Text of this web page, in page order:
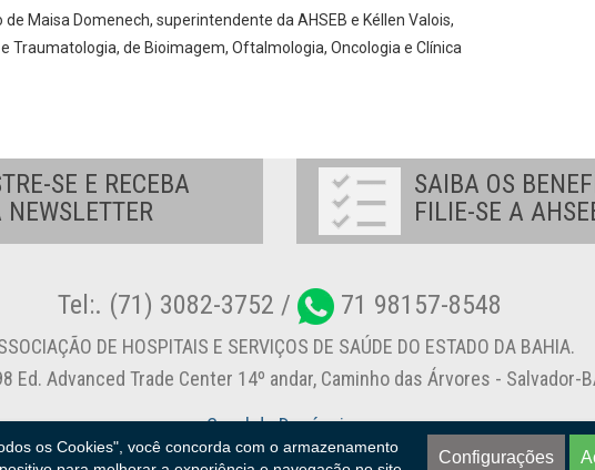
Maisa Domenech, superintendente da AHSEB e Kéllen Valois,
Traumatologia, de Bioimagem, Oftalmologia, Oncologia e Clínica
os Cookies", você concorda com o armazenamento
Configurações
SE E RECEBA
NEWSLETTER
SAIBA OS
FILIE-SE A
Tel:. (71) 3082-3752 / 71 98157-8548
DE HOSPITAIS E SERVIÇOS DE SAÚDE DO ESTADO DA BAHIA.
Ed. Advanced Trade Center 14º andar, Caminho das Árvores - Salvador-
Canal de Denúncia